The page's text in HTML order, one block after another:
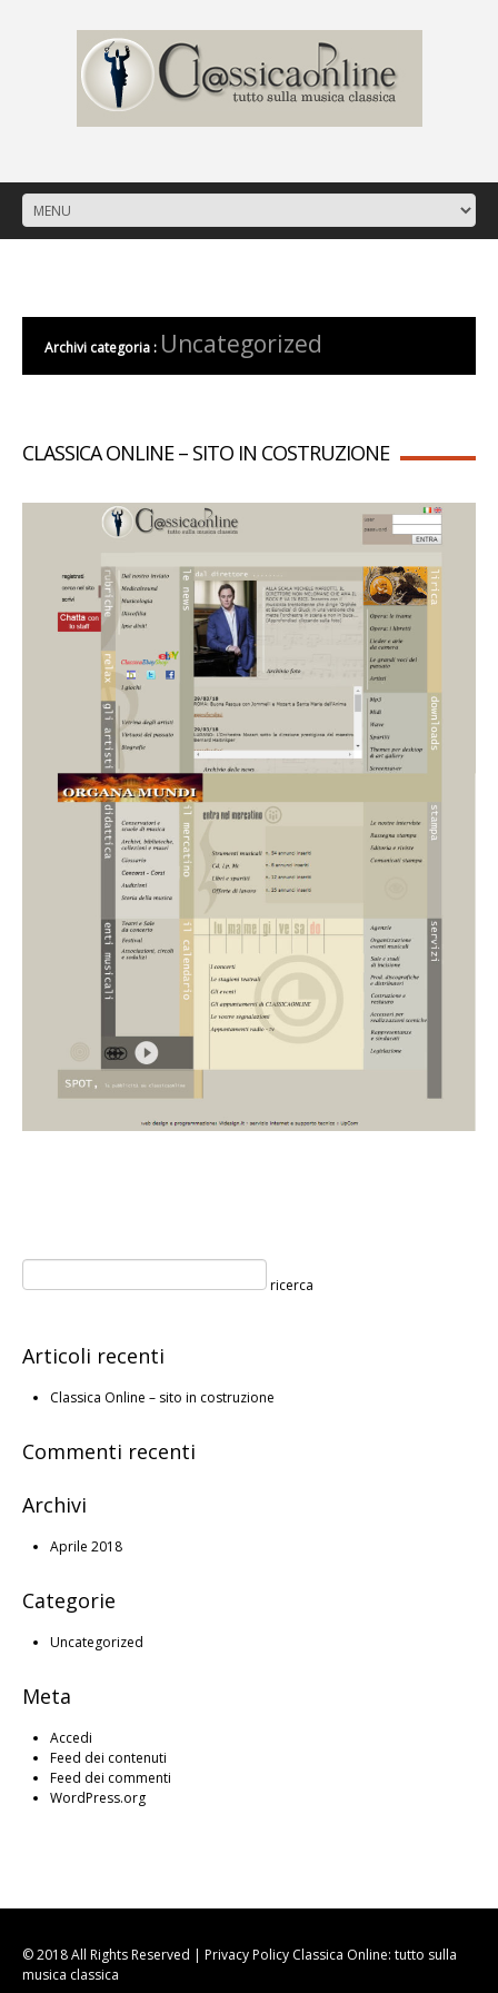
Archivi categoria : Uncategorized
CLASSICA ONLINE – SITO IN COSTRUZIONE
Articoli recenti
Classica Online – sito in costruzione
Commenti recenti
Archivi
Aprile 2018
Categorie
Uncategorized
Meta
Accedi
Feed dei contenuti
Feed dei commenti
WordPress.org
© 2018 All Rights Reserved | Privacy Policy Classica Online: tutto sulla
musica classica